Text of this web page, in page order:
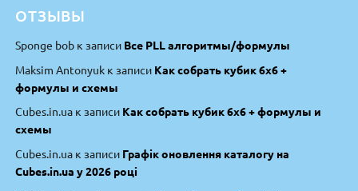
ОТЗЫВЫ
Sponge bob к записи Все PLL алгоритмы/формулы
Maksim Antonyuk к записи Как собрать кубик 6х6 +
формулы и схемы
Cubes.in.ua к записи Как собрать кубик 6х6 + формулы и
схемы
Cubes.in.ua к записи Графік оновлення каталогу на
Cubes.in.ua у 2026 році